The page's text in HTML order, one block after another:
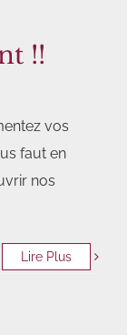
!!
vos
faut en
nos
Lire Plus